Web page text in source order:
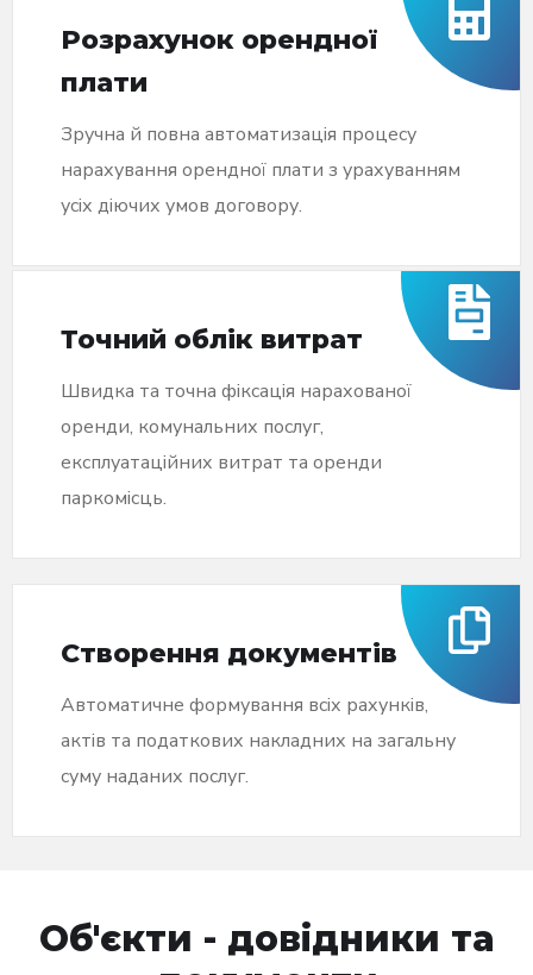
Розрахунок орендної
плати
Зручна й повна автоматизація процесу
нарахування орендної плати з урахуванням
усіх діючих умов договору.
Точний облік витрат
Швидка та точна фіксація нарахованої
оренди, комунальних послуг,
експлуатаційних витрат та оренди
паркомісць.
Створення документів
Автоматичне формування всіх рахунків,
актів та податкових накладних на загальну
суму наданих послуг.
Об'єкти - довідники та